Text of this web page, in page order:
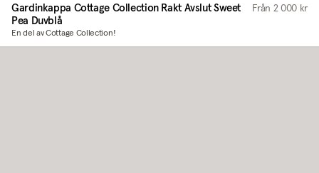
Gardinkappa Cottage Collection Rakt AvslutSweet
Pea Duvblå
En del av Cottage Collection!
Från 2 000 kr